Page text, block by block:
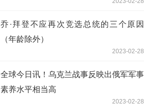
乔·拜登不应再次竞选总统的三个原因
（年龄除外）
2023-02-28
全球今日讯！乌克兰战事反映出俄军军事
素养水平相当高
2023-02-28